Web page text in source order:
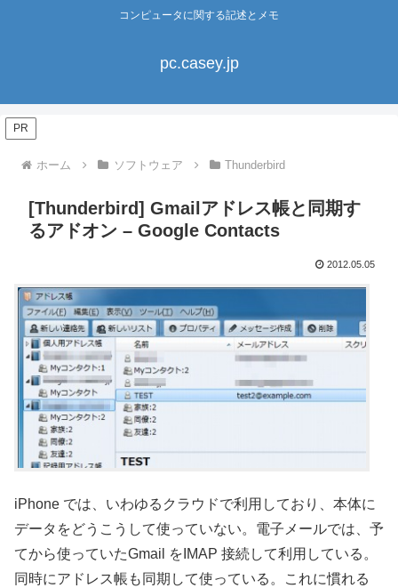
コンピュータに関する記述とメモ
pc.casey.jp
PR
ホーム ソフトウェア Thunderbird
[Thunderbird] Gmailアドレス帳と同期す
るアドオン – Google Contacts
2012.05.05
iPhone では、いわゆるクラウドで利用しており、本体に
データをどうこうして使っていない。電子メールでは、予
てから使っていたGmail をIMAP 接続して利用している。
同時にアドレス帳も同期して使っている。これに慣れる